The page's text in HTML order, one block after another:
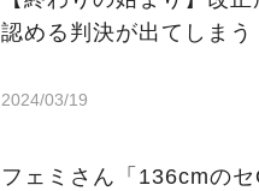
認める判決が出てしま
2024/03/19
フェミさん「136cmの